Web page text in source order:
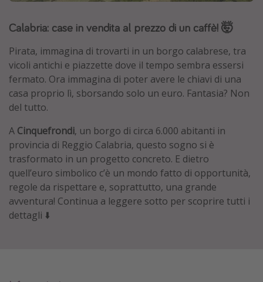
Tunisia
Canarie
Capo Verde
Vacanze last minute
Vacanze all inclusive
Vacanze estate 2026
Vacanze di Pasqua 2026
Last minute capodanno
Calabria: case in vendita al prezzo di un caffè! 🤯
Pirata, immagina di trovarti in un borgo calabrese, tra
vicoli antichi e piazzette dove il tempo sembra essersi
fermato. Ora immagina di poter avere le chiavi di una
casa proprio lì, sborsando solo un euro. Fantasia? Non
del tutto.
A Cinquefrondi, un borgo di circa 6.000 abitanti in
provincia di Reggio Calabria, questo sogno si è
trasformato in un progetto concreto. E dietro
quell’euro simbolico c’è un mondo fatto di opportunità,
regole da rispettare e, soprattutto, una grande
avventura! Continua a leggere sotto per scoprire tutti i
dettagli ⬇️